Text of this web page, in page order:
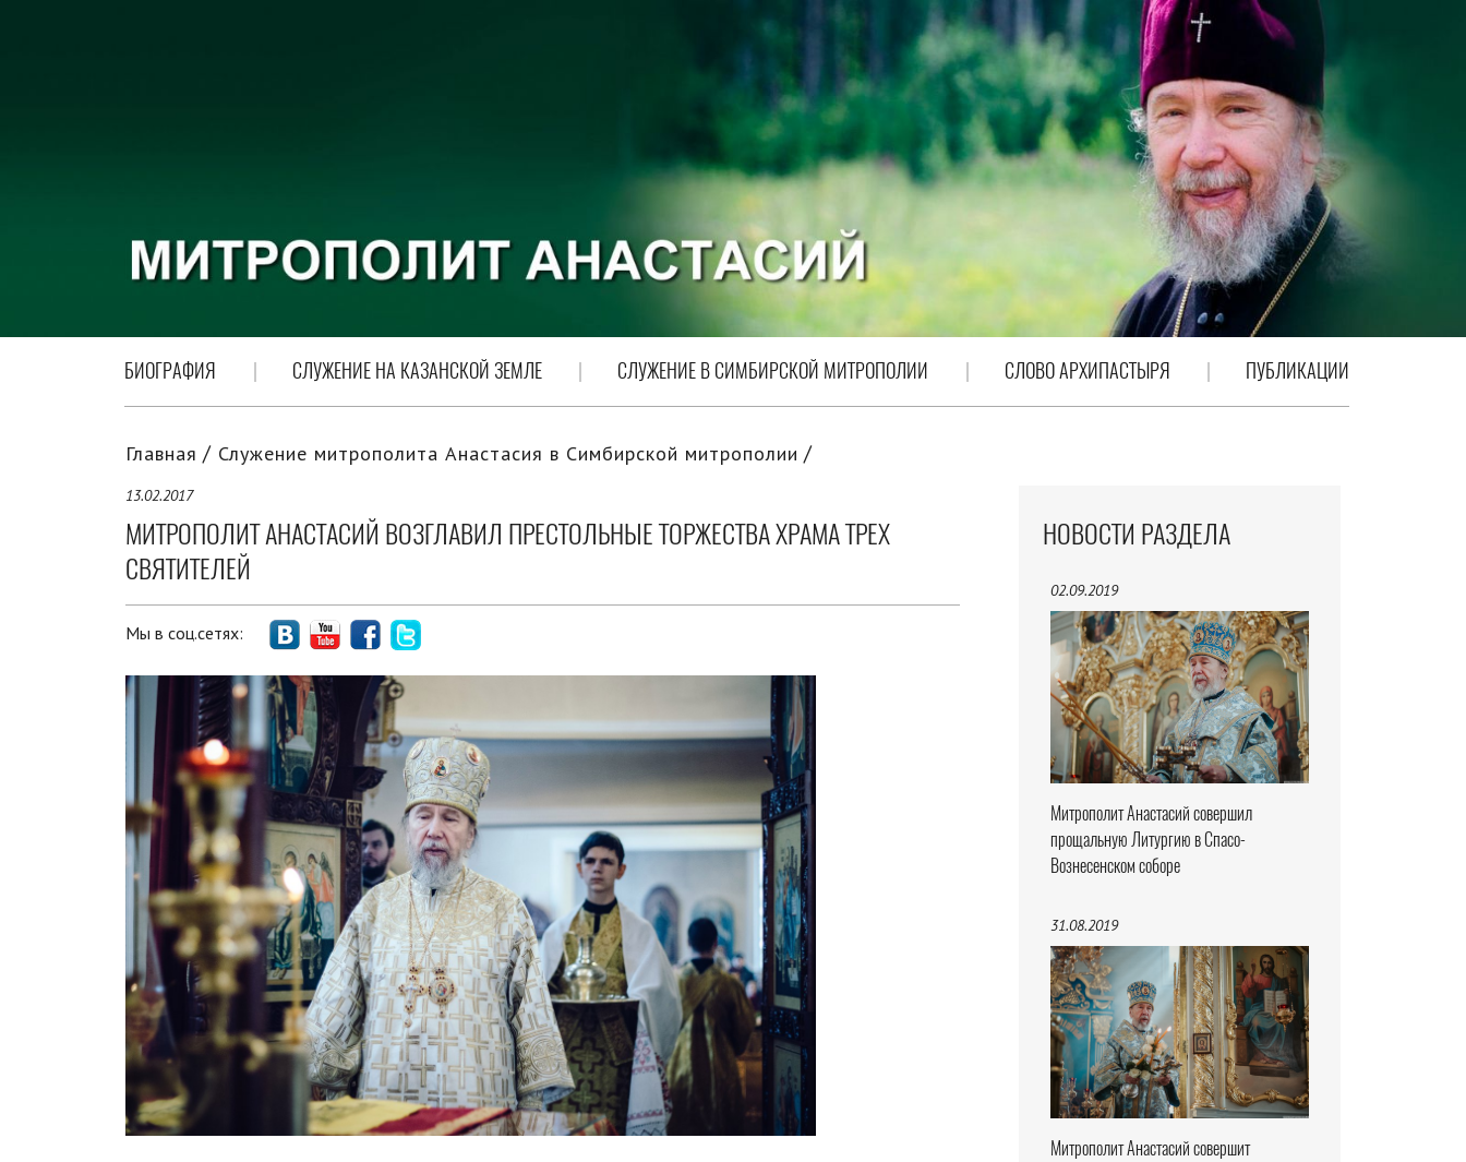
БИОГРАФИЯ СЛУЖЕНИЕ НА КАЗАНСКОЙ ЗЕМЛЕ СЛУЖЕНИЕ В СИМБИРСКОЙ МИТРОПОЛИИ СЛОВО АРХИПАСТЫРЯ ПУБЛИКАЦИИ
НОВОСТИ РАЗДЕЛА
02.09.2019
Митрополит Анастасий совершил
прощальную Литургию в Спасо-
Вознесенском соборе
31.08.2019
Митрополит Анастасий совершит
Главная Служение митрополита Анастасия в Симбирской митрополии
13.02.2017
МИТРОПОЛИТ АНАСТАСИЙ ВОЗГЛАВИЛ ПРЕСТОЛЬНЫЕ ТОРЖЕСТВА ХРАМА ТРЕХ
СВЯТИТЕЛЕЙ
Мы в соц.сетях: